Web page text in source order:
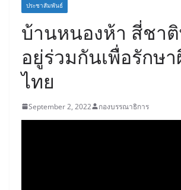
ประชาสัมพันธ์
บ้านหนองห้า สี่ชา
อยู่ร่วมกันเพื่อรักษ
ไทย
September 2, 2022 กองบรรณาธิการ